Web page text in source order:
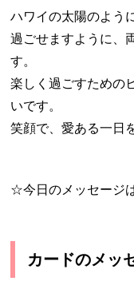
ハワイの太陽のよう
過ごせますように、
す。
楽しく過ごすための
いです。
笑顔で、愛ある一日
☆今日のメッセージ
カードのメッ